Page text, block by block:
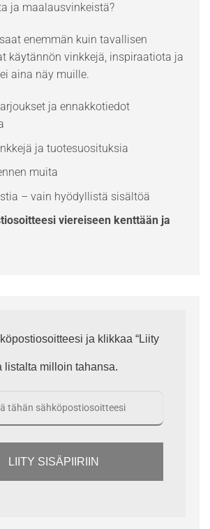
ja maalausvinkeistä?
enemmän kuin tavallisen
käytännön vinkkejä, inspiraatiota ja
aina näy muille.
ja ennakkotiedot
ja tuotesuosituksia
muita
– vain hyödyllistä sisältöä
viereiseen kenttään ja
ja klikkaa “Liity
listalta milloin tahansa.
LIITY SISÄPIIRIIN